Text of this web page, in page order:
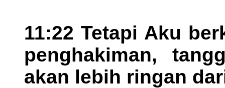
11:22 Tetapi Aku
penghakiman,
akan lebih ringan